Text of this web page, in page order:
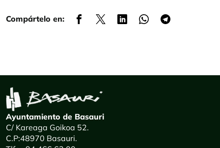
Compártelo en:
Ayuntamiento de Basauri
C/ Kareaga Goikoa 52.
C.P:48970 Basauri.